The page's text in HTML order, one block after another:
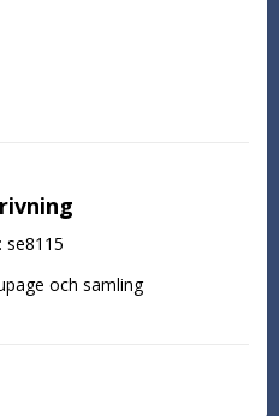
se8115
och samling